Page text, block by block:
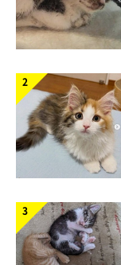
ん。もう、パン職人